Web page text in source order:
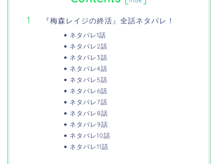
『梅森レイジの終活』全話ネタバレ！
ネタバレ1話
ネタバレ2話
ネタバレ3話
ネタバレ4話
ネタバレ5話
ネタバレ6話
ネタバレ7話
ネタバレ8話
ネタバレ9話
ネタバレ10話
ネタバレ11話